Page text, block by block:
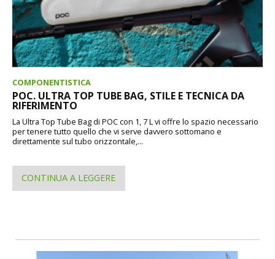
COMPONENTISTICA
POC. ULTRA TOP TUBE BAG, STILE E TECNICA DA
RIFERIMENTO
La Ultra Top Tube Bag di POC con 1, 7 L vi offre lo spazio necessario
per tenere tutto quello che vi serve davvero sottomano e
direttamente sul tubo orizzontale,...
CONTINUA A LEGGERE